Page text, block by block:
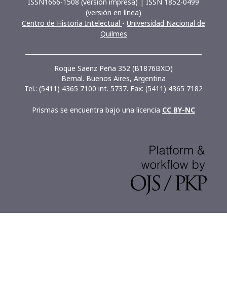
(versión en línea)
Centro de Historia Intelectual - Universidad Nacional de
Quilmes
Roque Saenz Peña 352 (B1876BXD)
Bernal. Buenos Aires, Argentina
Tel.: (5411) 4365 7100 int. 5737. Fax: (5411) 4365 7182
Prismas se encuentra bajo una licencia CC BY-NC